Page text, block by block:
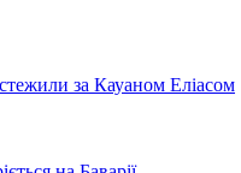
за Кауаном Еліасом